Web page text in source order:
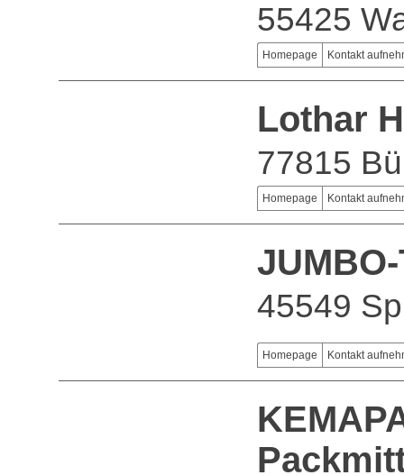
55425
Homepage Kontakt
Lothar
77815
Homepage Kontakt
45549
Homepage Kontakt